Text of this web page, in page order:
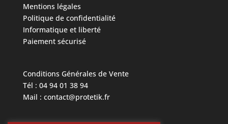
Mentions légales
Politique de confidentialité
Informatique et liberté
Paiement sécurisé
Conditions Générales de Vente
Tél : 04 94 01 38 94
Mail : contact@protetik.fr